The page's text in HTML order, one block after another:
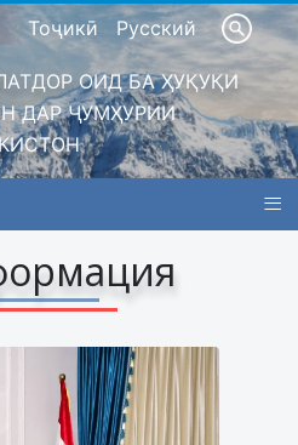
Тоҷикӣ Русский
ОИД БА ҲУҚУҚИ
ДАР ҶУМҲУРИИ
≡